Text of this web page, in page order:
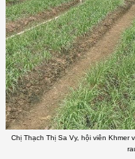
Chị Thạch Thị Sa Vy, hội viên